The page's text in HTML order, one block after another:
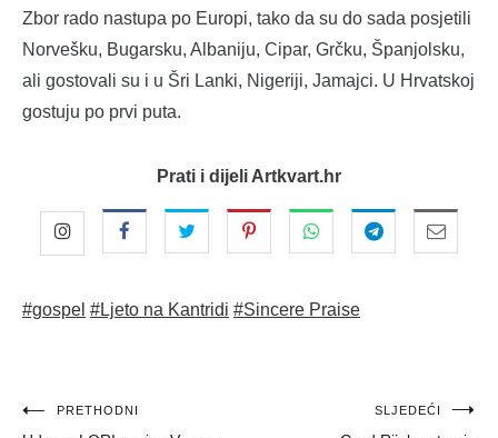
Zbor rado nastupa po Europi, tako da su do sada posjetili
Norvešku, Bugarsku, Albaniju, Cipar, Grčku, Španjolsku,
ali gostovali su i u Šri Lanki, Nigeriji, Jamajci. U Hrvatskoj
gostuju po prvi puta.
Prati i dijeli Artkvart.hr
#gospel #Ljeto na Kantridi #Sincere Praise
Navigacija
PRETHODNI SLJEDEĆI